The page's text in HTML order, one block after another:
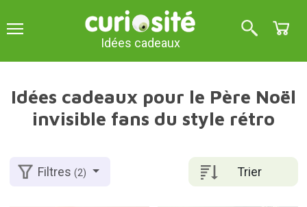
Idées cadeaux
Idées cadeaux pour le Père Noël
invisible fans du style rétro
Trier
Filtres(2)